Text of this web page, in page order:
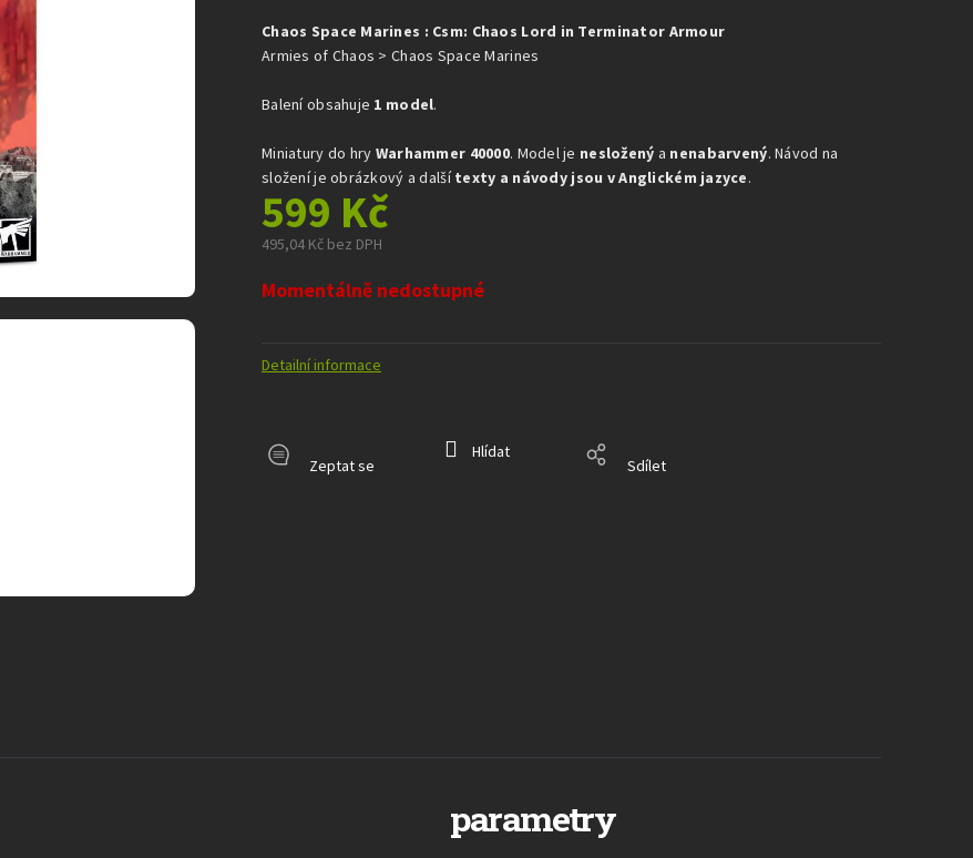
0,0
z
hvězdiček.
Chaos Space Marines : Csm: Chaos Lord in Terminator Armour
Armies of Chaos > Chaos Space Marines
Balení obsahuje 1 model.
Miniatury do hry Warhammer 40000. Model je nesložený a nenabarvený. Návod na
složení je obrázkový a dalšítexty a návody jsou v Anglickém jazyce.
599 Kč
495,04 Kč bez DPH
cena:
Momentálně nedostupné
Detailní informace
Zeptat se
Hlídat
Sdílet
parametry